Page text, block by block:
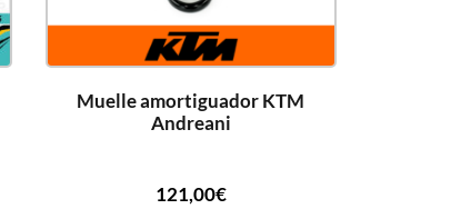
Muelle amortiguador KTM
Andreani
121,00€